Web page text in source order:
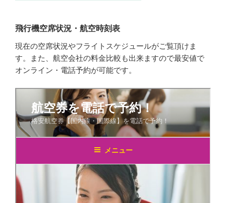
飛行機空席状況・航空時刻表
現在の空席状況やフライトスケジュールがご覧頂けま
す。また、航空会社の料金比較も出来ますので最安値で
オンライン・電話予約が可能です。